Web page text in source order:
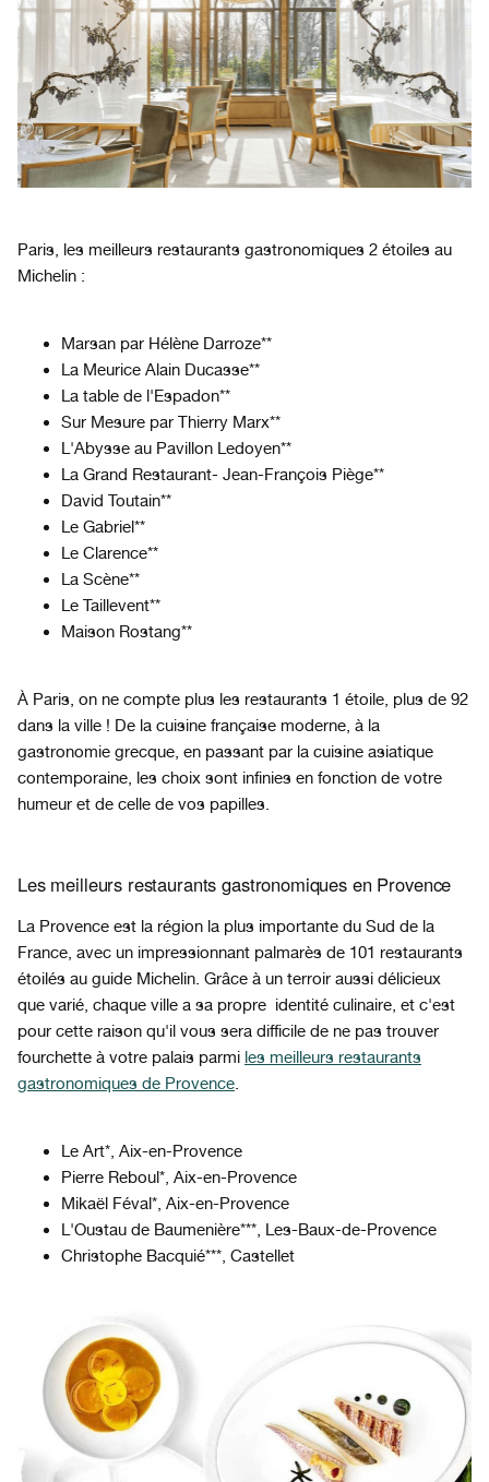
Paris, les meilleurs restaurants gastronomiques 2 étoiles au
Michelin :
Marsan par Hélène Darroze**
La Meurice Alain Ducasse**
La table de l'Espadon**
Sur Mesure par Thierry Marx**
L'Abysse au Pavillon Ledoyen**
La Grand Restaurant- Jean-François Piège**
David Toutain**
Le Gabriel**
Le Clarence**
La Scène**
Le Taillevent**
Maison Rostang**
À Paris, on ne compte plus les restaurants 1 étoile, plus de 92
dans la ville ! De la cuisine française moderne, à la
gastronomie grecque, en passant par la cuisine asiatique
contemporaine, les choix sont infinies en fonction de votre
humeur et de celle de vos papilles.
Les meilleurs restaurants gastronomiques en Provence
La Provence est la région la plus importante du Sud de la
France, avec un impressionnant palmarès de 101 restaurants
étoilés au guide Michelin. Grâce à un terroir aussi délicieux
que varié, chaque ville a sa propre identité culinaire, et c'est
pour cette raison qu'il vous sera difficile de ne pas trouver
fourchette à votre palais parmi les meilleurs restaurants
gastronomiques de Provence.
Le Art*, Aix-en-Provence
Pierre Reboul*, Aix-en-Provence
Mikaël Féval*, Aix-en-Provence
L'Oustau de Baumenière***, Les-Baux-de-Provence
Christophe Bacquié***, Castellet